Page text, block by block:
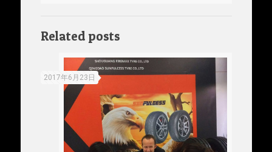
Related posts
2017年6月23日